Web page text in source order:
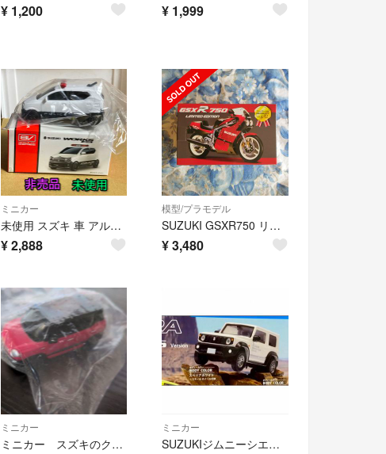
¥ 1,200 ¥ 1,999
ミニカー
未使用 スズキ 車 アルトワークス ミニカー 非売品 限定品 ALTO WORKS SUZUKI BV ブレイク パトカー
¥2,888
模型/プラモデル
SUZUKI GSXR750 リミテッドエディション 模型
¥3,480
ミニカー
ミニカー スズキのクロスビー（XBEE）
ミニカー
SUZUKIジムニーシエラジャオスガチャガチャ車体フィギュア玩具スペリアホワイト